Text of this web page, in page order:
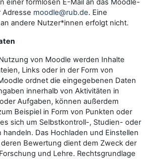
einer formlosen E-Mail an das Moodle-
Adresse moodle@rub.de. Eine
andere Nutzer*innen erfolgt nicht.
von Moodle werden Inhalte
Links oder in der Form von
ordnet die eingegebenen Daten
innerhalb von Aktivitäten in
Aufgaben, können außerdem
Beispiel in Form von Punkten oder
sich um Selbstkontroll-, Studien- oder
Das Hochladen und Einstellen
Bewertung dient dem Zweck der
und Lehre. Rechtsgrundlage